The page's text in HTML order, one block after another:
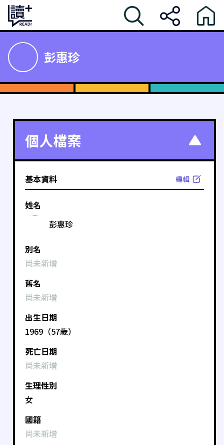
彭惠珍
個人檔案
基本資料 編輯
姓名
彭惠珍
別名
尚未新增
舊名
尚未新增
出生日期
1969（57歲）
死亡日期
尚未新增
生理性別
女
國籍
尚未新增